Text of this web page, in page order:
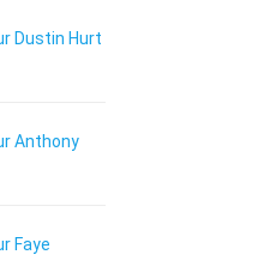
Dustin Hurt
Anthony
Faye